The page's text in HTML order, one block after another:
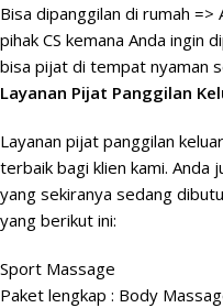
Bisa dipanggilan di rumah
pihak CS kemana Anda ingin
bisa pijat di tempat nyaman
Layanan Pijat Panggilan
Layanan pijat panggilan
terbaik bagi klien kami. Anda
yang sekiranya sedang
yang berikut ini:
Sport Massage
Paket lengkap : Body